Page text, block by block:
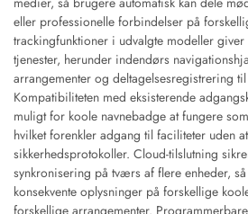
eller professionelle forbindelser på
trackingfunktioner i udvalgte modeller
tjenester, herunder indendørs
arrangementer og deltagelsesregistrering
Kompatibiliteten med eksisterende
muligt for koole navnebadge at fungere
hvilket forenkler adgang til faciliteter uden
sikkerhedsprotokoller. Cloud-tilslutning
synkronisering på tværs af flere enheder,
konsekvente oplysninger på forskellige